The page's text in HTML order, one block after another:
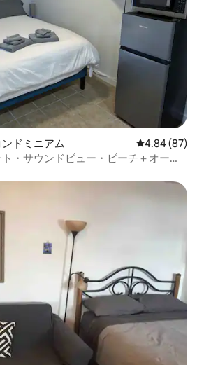
ドミニアム レビュー87
4.84 (87)
・サウンドビュー・ビーチ＋オーシ